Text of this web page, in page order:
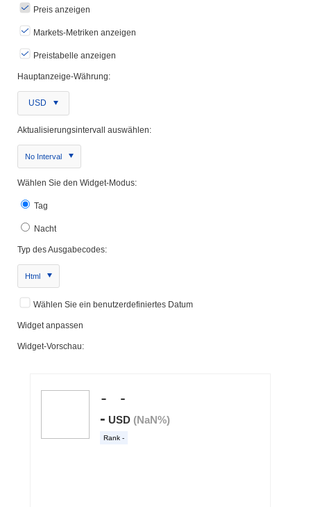
Preis anzeigen
Markets-Metriken anzeigen
Preistabelle anzeigen
Hauptanzeige-Währung:
USD
Aktualisierungsintervall auswählen:
No Interval
Wählen Sie den Widget-Modus:
Tag
Nacht
Typ des Ausgabecodes:
Html
Wählen Sie ein benutzerdefiniertes Datum
Widget anpassen
Widget-Vorschau: